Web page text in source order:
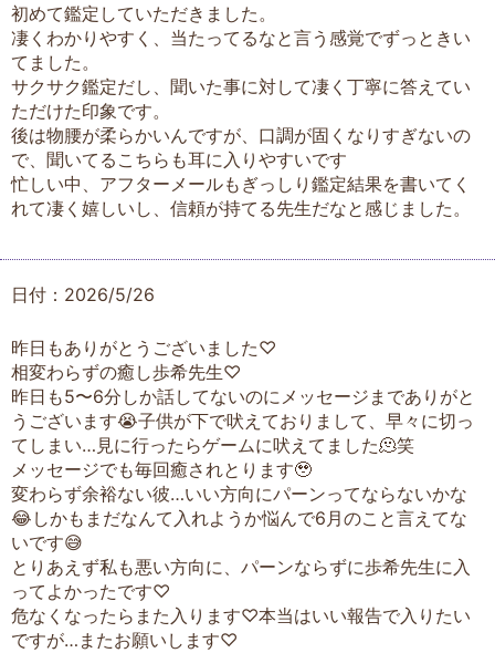
初めて鑑定していただきました。
凄くわかりやすく、当たってるなと言う感覚でずっときい
てました。
サクサク鑑定だし、聞いた事に対して凄く丁寧に答えてい
ただけた印象です。
後は物腰が柔らかいんですが、口調が固くなりすぎないの
で、聞いてるこちらも耳に入りやすいです
忙しい中、アフターメールもぎっしり鑑定結果を書いてく
れて凄く嬉しいし、信頼が持てる先生だなと感じました。
日付：2026/5/26
昨日もありがとうございました♡
相変わらずの癒し歩希先生♡
昨日も5〜6分しか話してないのにメッセージまでありがと
うございます😭子供が下で吠えておりまして、早々に切っ
てしまい…見に行ったらゲームに吠えてました🫠笑
メッセージでも毎回癒されとります🥹
変わらず余裕ない彼…いい方向にパーンってならないかな
😂しかもまだなんて入れようか悩んで6月のこと言えてな
いです😅
とりあえず私も悪い方向に、パーンならずに歩希先生に入
ってよかったです♡
危なくなったらまた入ります♡本当はいい報告で入りたい
ですが…またお願いします♡